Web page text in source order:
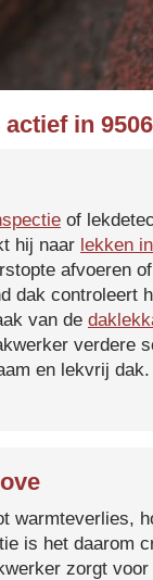
in
of
hij naar lekken
afvoeren
dak controleert
van de
verdere
en lekvrij dak.
warmteverlies,
is het daarom
zorgt